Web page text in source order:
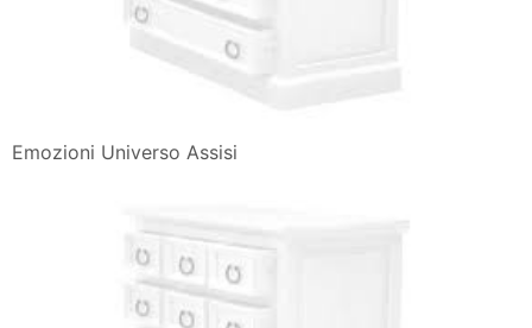
Emozioni Universo Assisi